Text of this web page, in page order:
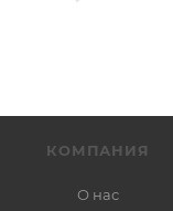
КОМПАНИЯ
О нас